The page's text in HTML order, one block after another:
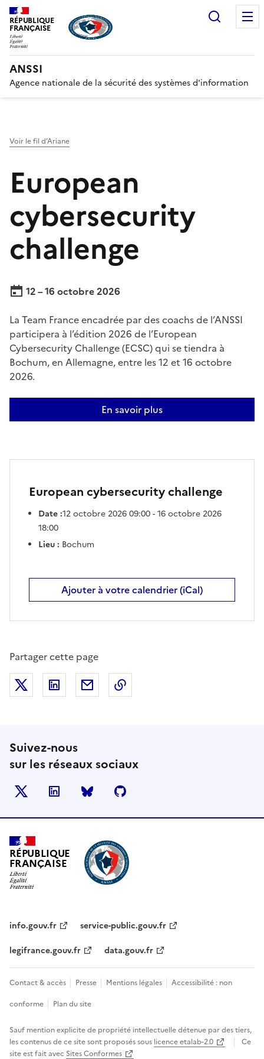
RÉPUBLIQUE
FRANÇAISE
ANSSI
Agence nationale de la sécurité des systèmes d'information
Voir le fil d’Ariane
European
cybersecurity
challenge
12 – 16 octobre 2026
La Team France encadrée par des coachs de l’ANSSI
participera à l’édition 2026 de l’European
Cybersecurity Challenge (ECSC) qui se tiendra à
Bochum, en Allemagne, entre les 12 et 16 octobre
2026.
En savoir plus
European cybersecurity challenge
Date :12 octobre 2026 09:00 - 16 octobre 2026
18:00
Lieu : Bochum
Ajouter à votre calendrier (iCal)
Partager cette page
Partager sur X (anciennement Twitter)
Partager sur LinkedIn
Partager par email
Suivez-nous
sur les réseaux sociaux
LinkedIn BlueSky
RÉPUBLIQUE
FRANÇAISE
info.gouv.fr
service-public.gouv.fr
legifrance.gouv.fr
data.gouv.fr
Contact & accès Presse Mentions légales
Accessibilité : non
conforme
Plan du site
Sauf mention explicite de propriété intellectuelle détenue par des tiers,
les contenus de ce site sont proposés sous licence etalab-2.0
Ce
site est fait avec Sites Conformes